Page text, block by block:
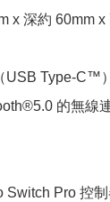
x 深約 60mm x
USB Type-C™
的無線
Switch Pro 控